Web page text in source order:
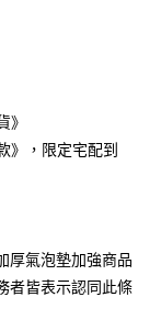
「AFTEE先享後付」
，可透過四大超商／
，需透過AFTEE先享
繫「AFTEE先享後付
》
》，限定宅配到
厚氣泡墊加強商品
者皆表示認同此條